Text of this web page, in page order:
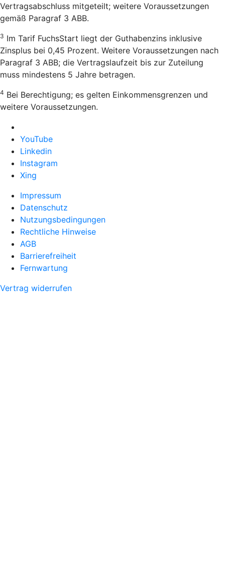
Vertragsabschluss mitgeteilt; weitere Voraussetzungen
gemäß Paragraf 3 ABB.
3 Im Tarif FuchsStart liegt der Guthabenzins inklusive
Zinsplus bei 0,45 Prozent. Weitere Voraussetzungen nach
Paragraf 3 ABB; die Vertragslaufzeit bis zur Zuteilung
muss mindestens 5 Jahre betragen.
4 Bei Berechtigung; es gelten Einkommensgrenzen und
weitere Voraussetzungen.
YouTube
Linkedin
Instagram
Xing
Impressum
Datenschutz
Nutzungsbedingungen
Rechtliche Hinweise
AGB
Barrierefreiheit
Fernwartung
Vertrag widerrufen